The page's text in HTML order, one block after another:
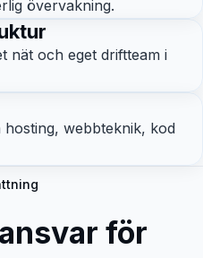
övervakning.
nät och eget driftteam i
hosting, webbteknik, kod
för